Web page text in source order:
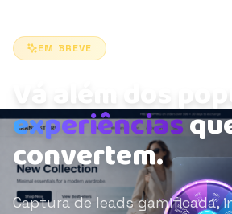
EM BREVE
Vá além dos
experiências
convertem.
Captura de leads gamificada,